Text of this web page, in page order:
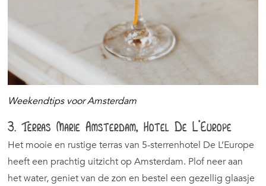
Weekendtips voor Amsterdam
3. Terras Marie Amsterdam, Hotel De L’Europe
Het mooie en rustige terras van 5-sterrenhotel De L’Europe
heeft een prachtig uitzicht op Amsterdam. Plof neer aan
het water, geniet van de zon en bestel een gezellig glaasje